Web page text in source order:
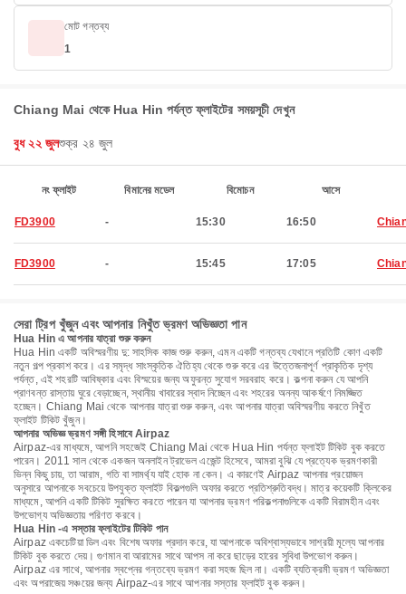
মোট গন্তব্য
1
Chiang Mai থেকে Hua Hin পর্যন্ত ফ্লাইটের সময়সূচী দেখুন
বুধ ২২ জুলশুক্র ২৪ জুল
নং ফ্লাইট বিমানের মডেল বিমোচন আসে
FD3900 - 15:30 16:50
FD3900 - 15:45 17:05
সেরা ট্রিপ খুঁজুন এবং আপনার নিখুঁত ভ্রমণ অভিজ্ঞতা পান
Hua Hin এ আপনার যাত্রা শুরু করুন
Hua Hin একটি অবিস্মরণীয় দু: সাহসিক কাজ শুরু করুন, এমন একটি গন্তব্য যেখানে প্রতিটি কোণ একটি
নতুন গল্প প্রকাশ করে। এর সমৃদ্ধ সাংস্কৃতিক ঐতিহ্য থেকে শুরু করে এর উত্তেজনাপূর্ণ প্রাকৃতিক দৃশ্য
পর্যন্ত, এই শহরটি আবিষ্কার এবং বিস্ময়ের জন্য অফুরন্ত সুযোগ সরবরাহ করে। কল্পনা করুন যে আপনি
প্রাণবন্ত রাস্তায় ঘুরে বেড়াচ্ছেন, স্থানীয় খাবারের স্বাদ নিচ্ছেন এবং শহরের অনন্য আকর্ষণে নিমজ্জিত
হচ্ছেন। Chiang Mai থেকে আপনার যাত্রা শুরু করুন, এবং আপনার যাত্রা অবিস্মরণীয় করতে নিখুঁত
ফ্লাইট টিকিট খুঁজুন।
আপনার অভিজ্ঞ ভ্রমণ সঙ্গী হিসাবে Airpaz
Airpaz-এর মাধ্যমে, আপনি সহজেই Chiang Mai থেকে Hua Hin পর্যন্ত ফ্লাইট টিকিট বুক করতে
পারেন। 2011 সাল থেকে একজন অনলাইন ট্রাভেল এজেন্ট হিসেবে, আমরা বুঝি যে প্রত্যেক ভ্রমণকারী
ভিন্ন কিছু চায়, তা আরাম, গতি বা সামর্থ্য যাই হোক না কেন। এ কারণেই Airpaz আপনার প্রয়োজন
অনুসারে আপনাকে সবচেয়ে উপযুক্ত ফ্লাইট বিকল্পগুলি অফার করতে প্রতিশ্রুতিবদ্ধ। মাত্র কয়েকটি ক্লিকের
মাধ্যমে, আপনি একটি টিকিট সুরক্ষিত করতে পারেন যা আপনার ভ্রমণ পরিকল্পনাগুলিকে একটি বিরামহীন এবং
উপভোগ্য অভিজ্ঞতায় পরিণত করবে।
Hua Hin -এ সস্তার ফ্লাইটের টিকিট পান
Airpaz একচেটিয়া ডিল এবং বিশেষ অফার প্রদান করে, যা আপনাকে অবিশ্বাস্যভাবে সাশ্রয়ী মূল্যে আপনার
টিকিট বুক করতে দেয়। গুণমান বা আরামের সাথে আপস না করে ছাড়ের হারের সুবিধা উপভোগ করুন।
Airpaz এর সাথে, আপনার স্বপ্নের গন্তব্যে ভ্রমণ করা সহজ ছিল না। একটি ব্যতিক্রমী ভ্রমণ অভিজ্ঞতা
এবং অপরাজেয় সঞ্চয়ের জন্য Airpaz-এর সাথে আপনার সস্তার ফ্লাইট বুক করুন।